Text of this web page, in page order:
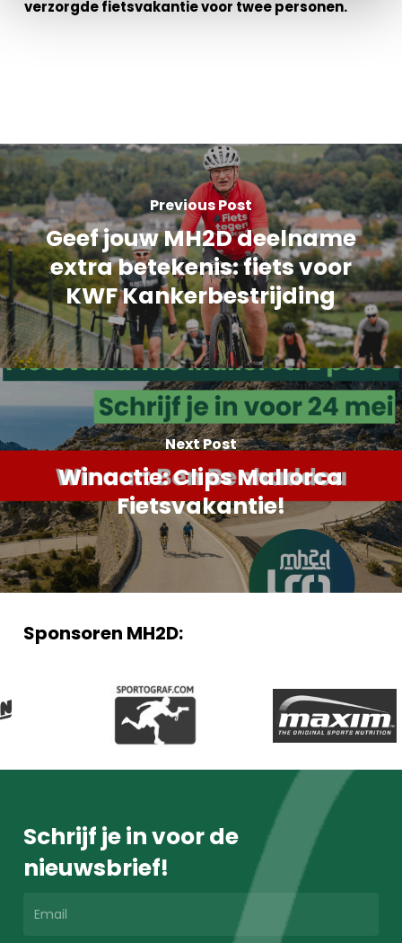
verzorgde fietsvakantie voor twee personen.
Previous Post
Geef jouw MH2D deelname
extra betekenis: fiets voor
KWF Kankerbestrijding
Next Post
Winactie: Clips Mallorca
Fietsvakantie!
Sponsoren MH2D:
Schrijf je in voor de
nieuwsbrief!